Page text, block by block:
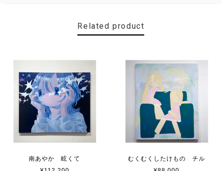
Related product
南あやか 眩くて
むくむくしたけもの チル